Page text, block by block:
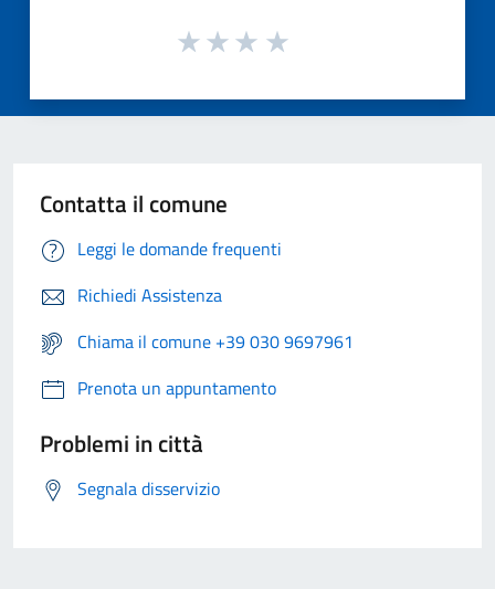
Contatta il comune
Leggi le domande frequenti
Richiedi Assistenza
Chiama il comune +39 030 9697961
Prenota un appuntamento
Problemi in città
Segnala disservizio